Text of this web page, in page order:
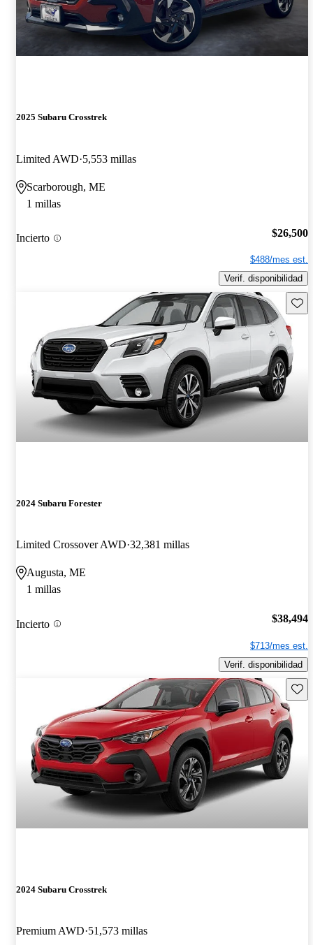
2025 Subaru Crosstrek
Limited AWD 5,553 millas
Scarborough, ME
1 millas
Incierto $26,500
$488/mes est.
Verif. disponibilidad
2024 Subaru Forester
Limited Crossover AWD 32,381 millas
Augusta, ME
1 millas
Incierto $38,494
$713/mes est.
Verif. disponibilidad
2024 Subaru Crosstrek
Premium AWD 51,573 millas